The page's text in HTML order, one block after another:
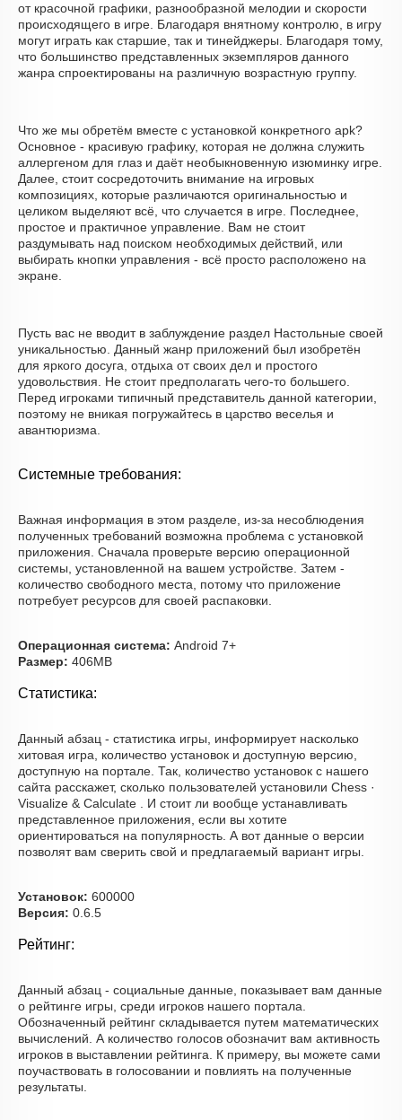
от красочной графики, разнообразной мелодии и скорости
происходящего в игре. Благодаря внятному контролю, в игру
могут играть как старшие, так и тинейджеры. Благодаря тому,
что большинство представленных экземпляров данного
жанра спроектированы на различную возрастную группу.
Что же мы обретём вместе с установкой конкретного apk?
Основное - красивую графику, которая не должна служить
аллергеном для глаз и даёт необыкновенную изюминку игре.
Далее, стоит сосредоточить внимание на игровых
композициях, которые различаются оригинальностью и
целиком выделяют всё, что случается в игре. Последнее,
простое и практичное управление. Вам не стоит
раздумывать над поиском необходимых действий, или
выбирать кнопки управления - всё просто расположено на
экране.
Пусть вас не вводит в заблуждение раздел Настольные своей
уникальностью. Данный жанр приложений был изобретён
для яркого досуга, отдыха от своих дел и простого
удовольствия. Не стоит предполагать чего-то большего.
Перед игроками типичный представитель данной категории,
поэтому не вникая погружайтесь в царство веселья и
авантюризма.
Системные требования:
Важная информация в этом разделе, из-за несоблюдения
полученных требований возможна проблема с установкой
приложения. Сначала проверьте версию операционной
системы, установленной на вашем устройстве. Затем -
количество свободного места, потому что приложение
потребует ресурсов для своей распаковки.
Операционная система: Android 7+
Размер: 406MB
Статистика:
Данный абзац - статистика игры, информирует насколько
хитовая игра, количество установок и доступную версию,
доступную на портале. Так, количество установок с нашего
сайта расскажет, сколько пользователей установили Chess ·
Visualize & Calculate . И стоит ли вообще устанавливать
представленное приложения, если вы хотите
ориентироваться на популярность. А вот данные о версии
позволят вам сверить свой и предлагаемый вариант игры.
Установок: 600000
Версия: 0.6.5
Рейтинг:
Данный абзац - социальные данные, показывает вам данные
о рейтинге игры, среди игроков нашего портала.
Обозначенный рейтинг складывается путем математических
вычислений. А количество голосов обозначит вам активность
игроков в выставлении рейтинга. К примеру, вы можете сами
поучаствовать в голосовании и повлиять на полученные
результаты.